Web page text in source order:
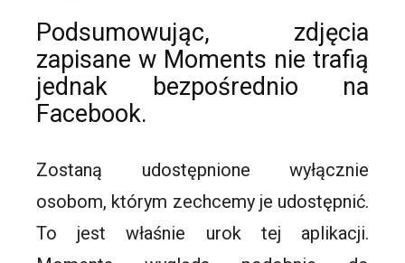
Podsumowując, zdjęcia
zapisane w Moments nie trafią
jednak bezpośrednio na
Facebook.
Zostaną udostępnione wyłącznie
osobom, którym zechcemy je udostępnić.
To jest właśnie urok tej aplikacji.